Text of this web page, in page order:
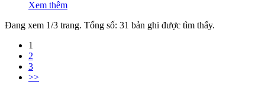
Xem thêm
Đang xem 1/3 trang. Tổng số: 31 bản ghi được tìm thấy.
1
2
3
>>